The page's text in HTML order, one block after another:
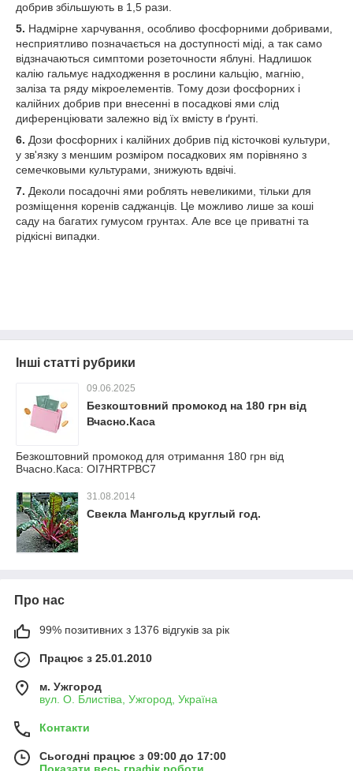
добрив збільшують в 1,5 рази.
5. Надмірне харчування, особливо фосфорними добривами,
несприятливо позначається на доступності міді, а так само
відзначаються симптоми розеточности яблуні. Надлишок
калію гальмує надходження в рослини кальцію, магнію,
заліза та ряду мікроелементів. Тому дози фосфорних і
калійних добрив при внесенні в посадкові ями слід
диференціювати залежно від їх вмісту в ґрунті.
6. Дози фосфорних і калійних добрив під кісточкові культури,
у зв'язку з меншим розміром посадкових ям порівняно з
семечковыми культурами, знижують вдвічі.
7. Деколи посадочні ями роблять невеликими, тільки для
розміщення коренів саджанців. Це можливо лише за коші
саду на багатих гумусом грунтах. Але все це приватні та
рідкісні випадки.
Інші статті рубрики
09.06.2025
Безкоштовний промокод на 180 грн від
Вчасно.Каса
Безкоштовний промокод для отримання 180 грн від
Вчасно.Каса: OI7HRTPBC7
31.08.2014
Свекла Мангольд круглый год.
Про нас
99% позитивних з 1376 відгуків за рік
Працює з 25.01.2010
м. Ужгород
вул. О. Блистіва, Ужгород, Україна
Контакти
Сьогодні працює з 09:00 до 17:00